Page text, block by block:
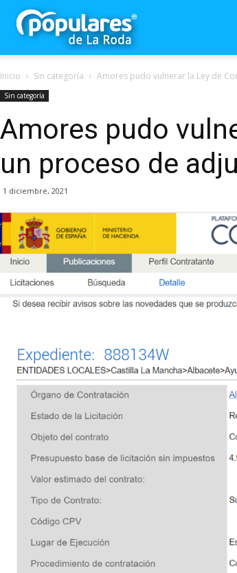
Popular
La
Inicio Sin categoría Amores pudo vulnerar la Ley de
Sin categoría
Amores pudo
un proceso de
1 diciembre, 2021